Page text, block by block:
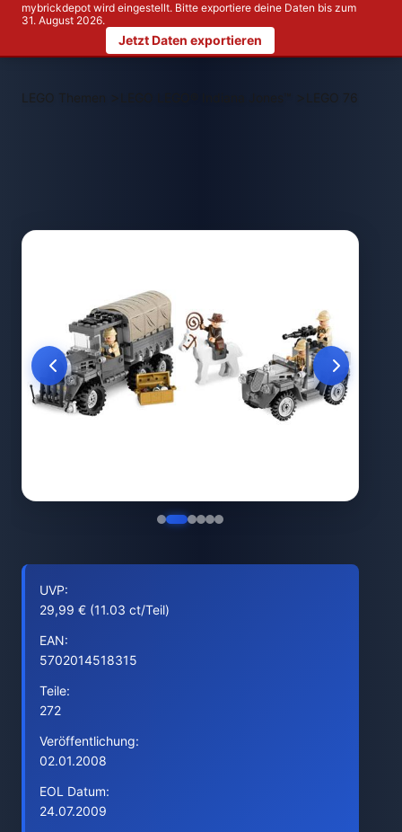
mybrickdepot wird eingestellt. Bitte exportiere deine Daten bis zum
31. August 2026.
Jetzt Daten exportieren
LEGO Themen > > LEGO 7622
UVP:
29,99 € (11.03 ct/Teil)
EAN:
5702014518315
Teile:
272
Veröffentlichung:
02.01.2008
EOL Datum:
24.07.2009